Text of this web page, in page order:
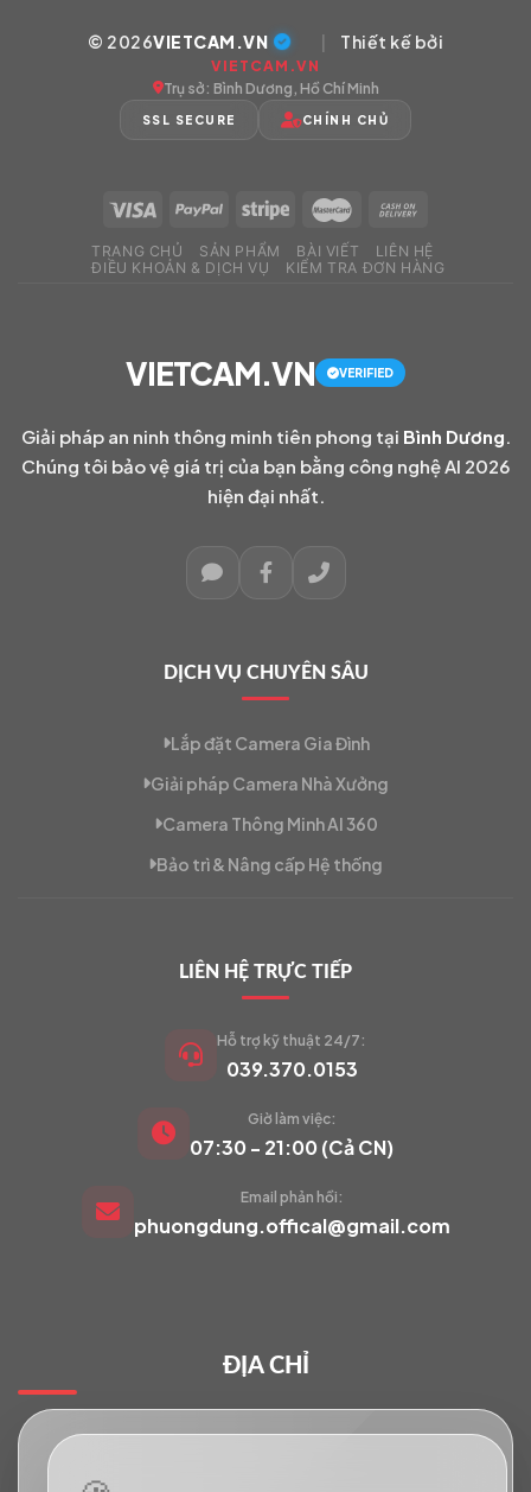
VIETCAM.VN
Đang trực tuyến
© 2026VIETCAM.VN | Thiết kế bởi
VIETCAM.VN
Trụ sở: Bình Dương, Hồ Chí Minh
SSL SECURE CHÍNH CHỦ
TRANG CHỦ SẢN PHẨM BÀI VIẾT
LIÊN HỆ
ĐIỀU KHOẢN & DỊCH VỤ
KIỂM TRA ĐƠN HÀNG
VIETCAM.VN VERIFIED
Giải pháp an ninh thông minh tiên phong tại Bình Dương
Chúng tôi bảo vệ giá trị của bạn bằng công nghệ AI 2026
hiện đại nhất.
DỊCH VỤ CHUYÊN SÂU
Lắp đặt Camera Gia Đình
Giải pháp Camera Nhà Xưởng
Camera Thông Minh AI 360
Bảo trì & Nâng cấp Hệ thống
LIÊN HỆ TRỰC TIẾP
Hỗ trợ kỹ thuật 24/7:
039.370.0153
Giờ làm việc:
07:30 - 21:00 (Cả CN)
Email phản hồi:
phuongdung.offical@gmail.com
ĐỊA CHỈ